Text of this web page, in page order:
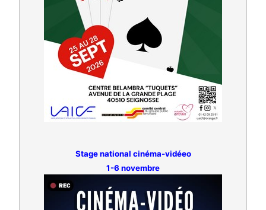
Stage national cinéma-vidéeo
1-6 novembre